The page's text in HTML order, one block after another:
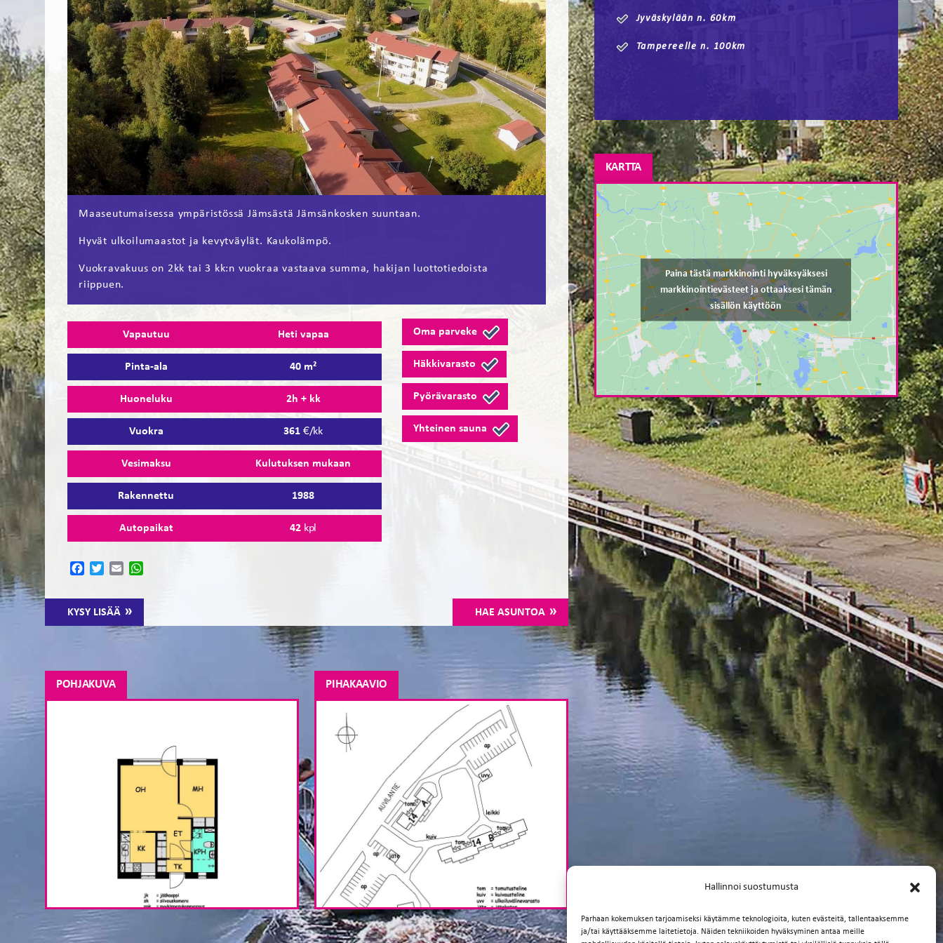
Hallinnoi suostumusta
Parhaan kokemuksen tarjoamiseksi käytämme teknologioita, kuten evästeitä, tallentaaksemme
ja/tai käyttääksemme laitetietoja. Näiden tekniikoiden hyväksyminen antaa meille
Maaseutumaisessa ympäristössä Jämsästä Jämsänkosken suuntaan.
Hyvät ulkoilumaastot ja kevytväylät. Kaukolämpö.
Vuokravakuus on 2kk tai 3 kk:n vuokraa vastaava summa, hakijan luottotiedoista
riippuen.
Vapautuu Heti vapaa
Pinta-ala 40 m²
Huoneluku 2h + kk
Vuokra 361€/kk
Vesimaksu Kulutuksen mukaan
Rakennettu 1988
Autopaikat 42kpl
Oma parveke
Häkkivarasto
Pyörävarasto
Yhteinen sauna
KYSY LISÄÄ HAE ASUNTOA
FacebookTwitterEmail
POHJAKUVA PIHAKAAVIO
Jyväskylään n. 60km
Tampereelle n. 100km
KARTTA
Paina tästä markkinointi hyväksyäksesi
markkinointievästeet ja ottaaksesi tämän
sisällön käyttöön